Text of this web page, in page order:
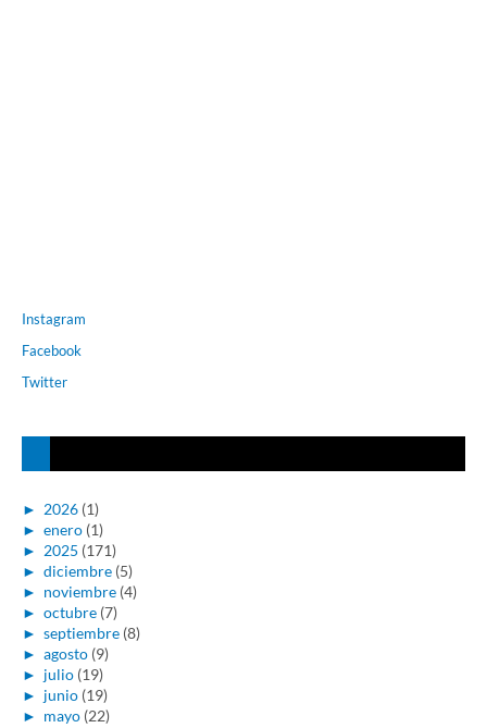
Instagram
Facebook
Twitter
► 2026 (1)
► enero (1)
► 2025 (171)
► diciembre (5)
► noviembre (4)
► octubre (7)
► septiembre (8)
► agosto (9)
► julio (19)
► junio (19)
► mayo (22)